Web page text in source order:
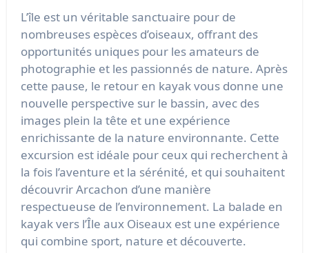
L’île est un véritable sanctuaire pour de
nombreuses espèces d’oiseaux, offrant des
opportunités uniques pour les amateurs de
photographie et les passionnés de nature. Après
cette pause, le retour en kayak vous donne une
nouvelle perspective sur le bassin, avec des
images plein la tête et une expérience
enrichissante de la nature environnante. Cette
excursion est idéale pour ceux qui recherchent à
la fois l’aventure et la sérénité, et qui souhaitent
découvrir Arcachon d’une manière
respectueuse de l’environnement. La balade en
kayak vers l’Île aux Oiseaux est une expérience
qui combine sport, nature et découverte.